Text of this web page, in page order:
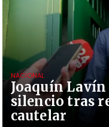
Joaquín Lavín
silencio tras
cautelar
NACIONAL